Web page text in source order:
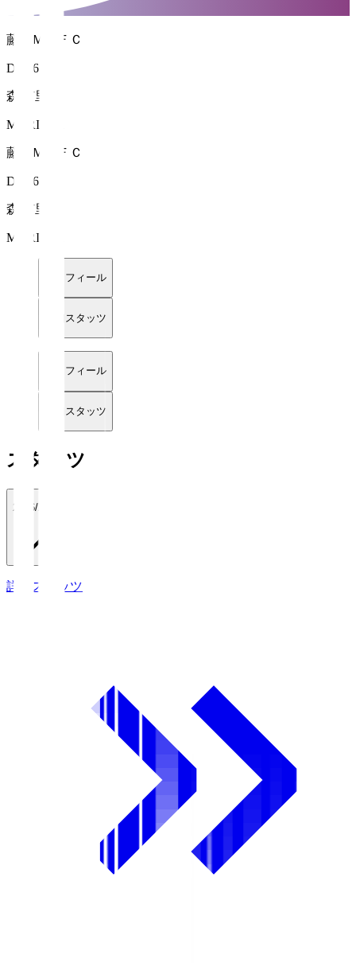
藤枝ＭＹＦＣ
DF 16
森 侑里
MORI Yuri
藤枝ＭＹＦＣ
DF 16
森 侑里
MORI Yuri
プロフィール
詳細スタッツ
プロフィール
詳細スタッツ
スタッツ
2026/27
詳細スタッツ